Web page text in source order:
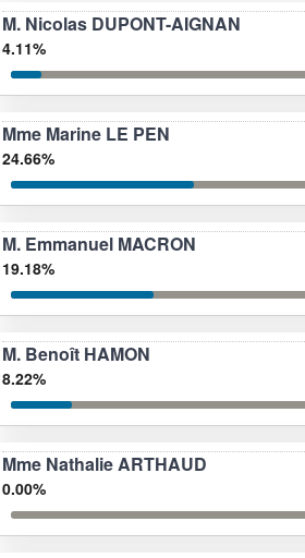
M. Nicolas DUPONT-AIGNAN
4.11%
Mme Marine LE PEN
24.66%
M. Emmanuel MACRON
19.18%
M. Benoît HAMON
8.22%
Mme Nathalie ARTHAUD
0.00%